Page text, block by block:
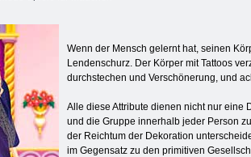
Wenn der Mensch gelernt hat, seinen
Lendenschurz. Der Körper mit Tattoos
durchstechen und Verschönerung, und
Alle diese Attribute dienen nicht nur eine
und die Gruppe innerhalb jeder Person
der Reichtum der Dekoration
im Gegensatz zu den primitiven